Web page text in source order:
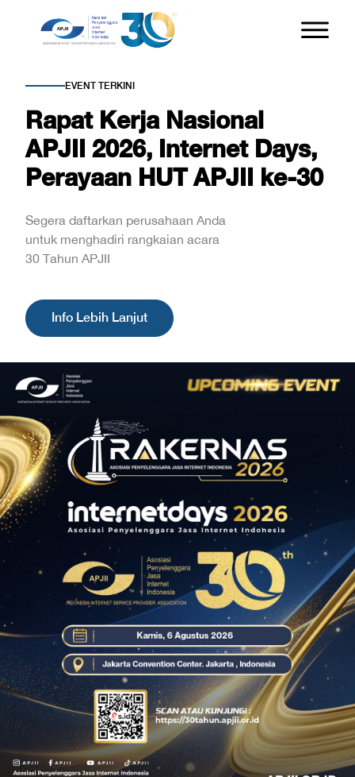
EVENT TERKINI
Rapat Kerja Nasional
APJII 2026, Internet Days,
Perayaan HUT APJII ke-30
Segera daftarkan perusahaan Anda
untuk menghadiri rangkaian acara
30 Tahun APJII
Info Lebih Lanjut